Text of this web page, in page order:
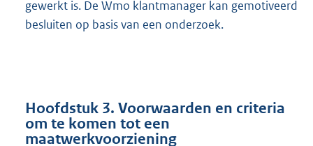
gewerkt is. De Wmo klantmanager kan gemotiveerd
besluiten op basis van een onderzoek.
Hoofdstuk 3. Voorwaarden en criteria
om te komen tot een
maatwerkvoorziening